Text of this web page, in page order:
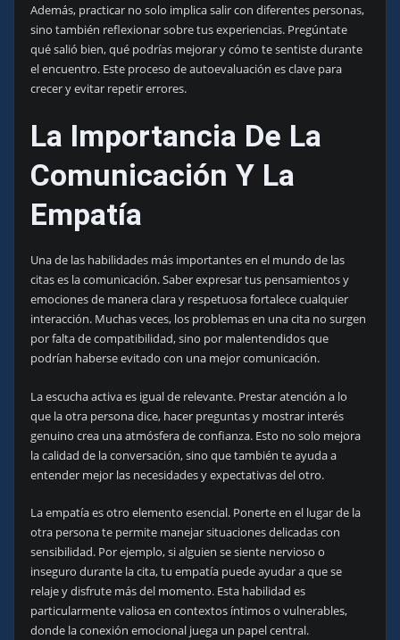
Además, practicar no solo implica salir con diferentes personas,
sino también reflexionar sobre tus experiencias. Pregúntate
qué salió bien, qué podrías mejorar y cómo te sentiste durante
el encuentro. Este proceso de autoevaluación es clave para
crecer y evitar repetir errores.
La Importancia De La
Comunicación Y La
Empatía
Una de las habilidades más importantes en el mundo de las
citas es la comunicación. Saber expresar tus pensamientos y
emociones de manera clara y respetuosa fortalece cualquier
interacción. Muchas veces, los problemas en una cita no surgen
por falta de compatibilidad, sino por malentendidos que
podrían haberse evitado con una mejor comunicación.
La escucha activa es igual de relevante. Prestar atención a lo
que la otra persona dice, hacer preguntas y mostrar interés
genuino crea una atmósfera de confianza. Esto no solo mejora
la calidad de la conversación, sino que también te ayuda a
entender mejor las necesidades y expectativas del otro.
La empatía es otro elemento esencial. Ponerte en el lugar de la
otra persona te permite manejar situaciones delicadas con
sensibilidad. Por ejemplo, si alguien se siente nervioso o
inseguro durante la cita, tu empatía puede ayudar a que se
relaje y disfrute más del momento. Esta habilidad es
particularmente valiosa en contextos íntimos o vulnerables,
donde la conexión emocional juega un papel central.